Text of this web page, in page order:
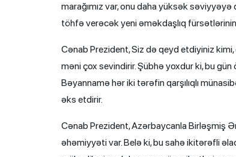
marağımız var, onu daha yüksək
töhfə verəcək yeni əməkdaşlıq fürsətlərinin
Cənab Prezident, Siz də qeyd etdiyiniz
məni çox sevindirir. Şübhə yoxdur ki, bu
Bəyannamə hər iki tərəfin qarşılıqlı
əks etdirir.
Cənab Prezident, Azərbaycanla Birləşmiş
əhəmiyyəti var. Belə ki, bu sahə ikitərəfli